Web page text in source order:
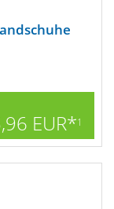
EUR*1